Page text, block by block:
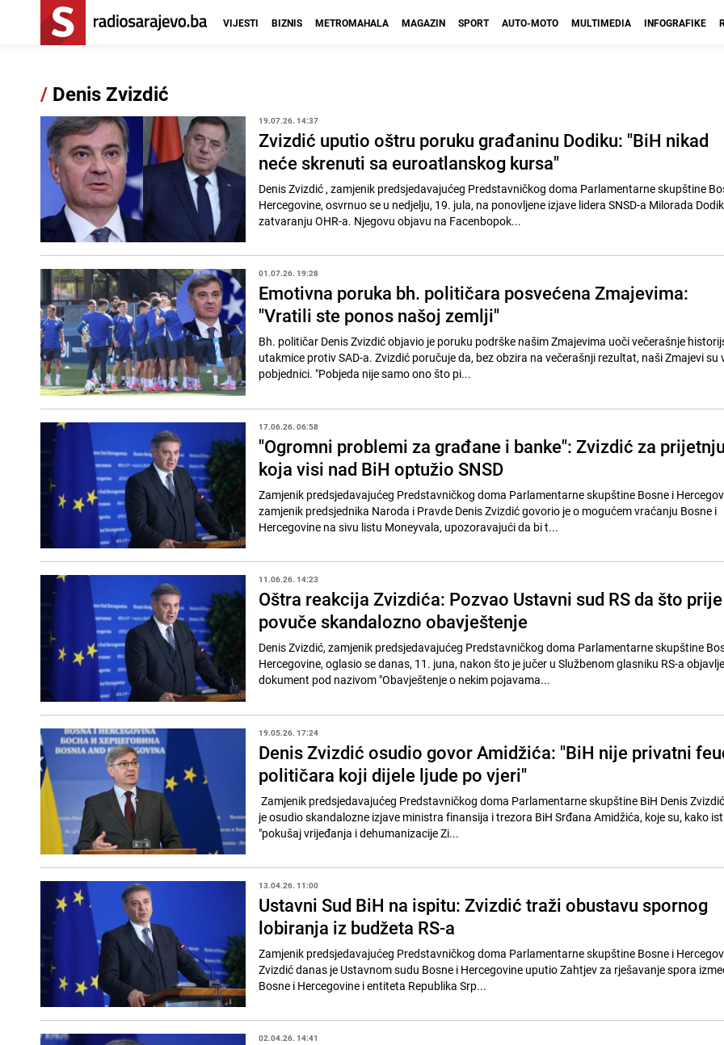
VIJESTI BIZNIS METROMAHALA MAGAZIN SPORT AUTO-MOTO MULTIMEDIA INFOGRAFIKE
/ Denis Zvizdić
19.07.26. 14:37
Zvizdić uputio oštru poruku građaninu Dodiku: "BiH nikad
neće skrenuti sa euroatlanskog kursa"
Denis Zvizdić , zamjenik predsjedavajućeg Predstavničkog doma Parlamentarne skupštine
Hercegovine, osvrnuo se u nedjelju, 19. jula, na ponovljene izjave lidera SNSD-a Milorada
zatvaranju OHR-a. Njegovu objavu na Facenbopok...
01.07.26. 19:28
Emotivna poruka bh. političara posvećena Zmajevima:
"Vratili ste ponos našoj zemlji"
Bh. političar Denis Zvizdić objavio je poruku podrške našim Zmajevima uoči večerašnje
utakmice protiv SAD-a. Zvizdić poručuje da, bez obzira na večerašnji rezultat, naši Zmajevi su
pobjednici. "Pobjeda nije samo ono što pi...
17.06.26. 06:58
"Ogromni problemi za građane i banke": Zvizdić za prijetnju
koja visi nad BiH optužio SNSD
Zamjenik predsjedavajućeg Predstavničkog doma Parlamentarne skupštine Bosne i
zamjenik predsjednika Naroda i Pravde Denis Zvizdić govorio je o mogućem vraćanju Bosne i
Hercegovine na sivu listu Moneyvala, upozoravajući da bi t...
11.06.26. 14:23
Oštra reakcija Zvizdića: Pozvao Ustavni sud RS da što prije
povuče skandalozno obavještenje
Denis Zvizdić, zamjenik predsjedavajućeg Predstavničkog doma Parlamentarne skupštine
Hercegovine, oglasio se danas, 11. juna, nakon što je jučer u Službenom glasniku RS-a
dokument pod nazivom "Obavještenje o nekim pojavama...
19.05.26. 17:24
Denis Zvizdić osudio govor Amidžića: "BiH nije privatni
političara koji dijele ljude po vjeri"
Zamjenik predsjedavajućeg Predstavničkog doma Parlamentarne skupštine BiH Denis
je osudio skandalozne izjave ministra finansija i trezora BiH Srđana Amidžića, koje su, kako
"pokušaj vrijeđanja i dehumanizacije Zi...
13.04.26. 11:00
Ustavni Sud BiH na ispitu: Zvizdić traži obustavu spornog
lobiranja iz budžeta RS-a
Zamjenik predsjedavajućeg Predstavničkog doma Parlamentarne skupštine Bosne i
Zvizdić danas je Ustavnom sudu Bosne i Hercegovine uputio Zahtjev za rješavanje spora
Bosne i Hercegovine i entiteta Republika Srp...
02.04.26. 14:41